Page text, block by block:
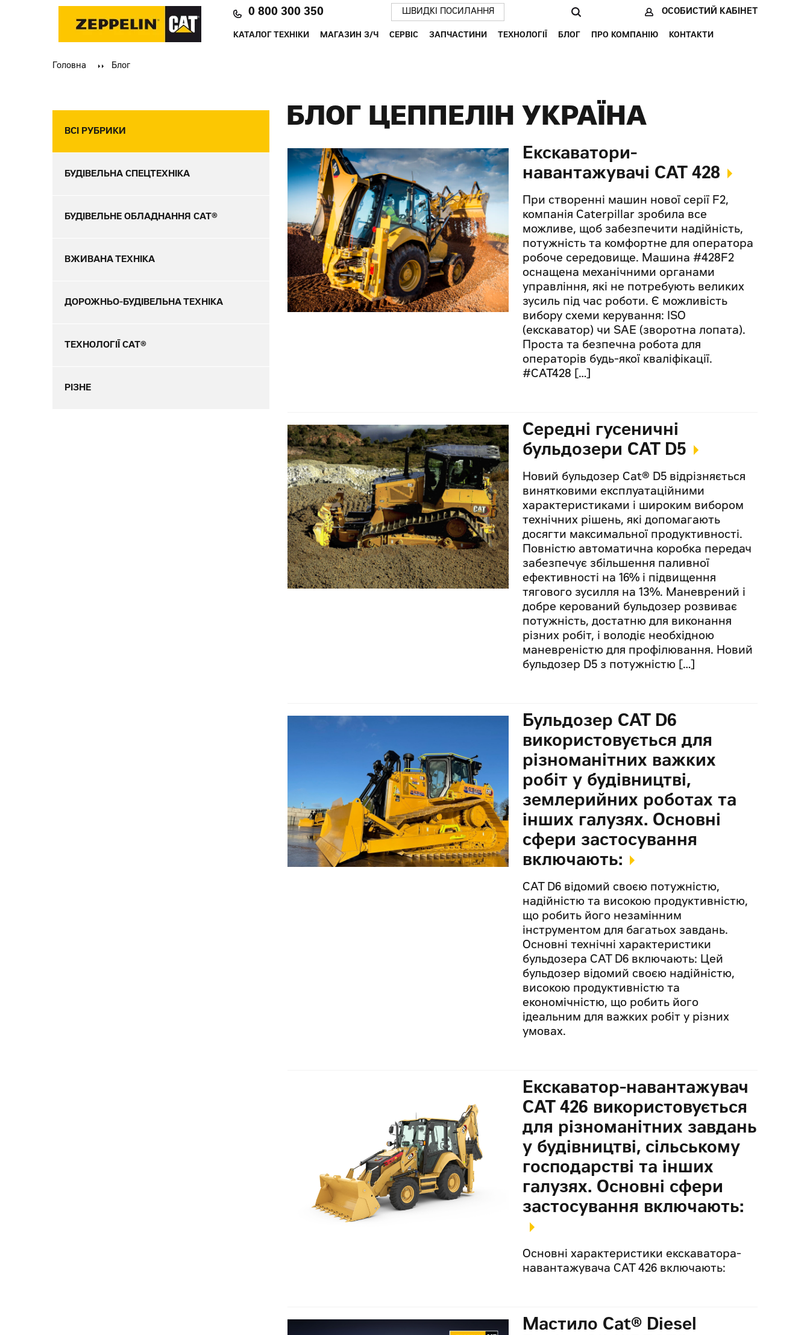
0 800 300 350
КАТАЛОГ ТЕХНІКИ МАГАЗИН З/Ч СЕРВІС ЗАПЧАСТИНИ ТЕХНОЛОГІЇ БЛОГ ПРО КОМПАНІЮ КОНТАКТИ
ШВИДКІ ПОСИЛАННЯ ОСОБИСТИЙ КАБІНЕТ
Головна Блог
ВСІ РУБРИКИ
БУДІВЕЛЬНА СПЕЦТЕХНІКА
БУДІВЕЛЬНЕ ОБЛАДНАННЯ CAT®
ВЖИВАНА ТЕХНІКА
ДОРОЖНЬО-БУДІВЕЛЬНА ТЕХНІКА
ТЕХНОЛОГІЇ CAT®
РІЗНЕ
БЛОГ ЦЕППЕЛІН УКРАЇНА
Екскаватори-
навантажувачі CAT 428
При створенні машин нової серії F2,
компанія Caterpillar зробила все
можливе, щоб забезпечити надійність,
потужність та комфортне для оператора
робоче середовище. Машина #428F2
оснащена механічними органами
управління, які не потребують великих
зусиль під час роботи. Є можливість
вибору схеми керування: ISO
(екскаватор) чи SAE (зворотна лопата).
Проста та безпечна робота для
операторів будь-якої кваліфікації.
#CAT428 […]
Середні гусеничні
бульдозери CAT D5
Новий бульдозер Cat® D5 відрізняється
винятковими експлуатаційними
характеристиками і широким вибором
технічних рішень, які допомагають
досягти максимальної продуктивності.
Повністю автоматична коробка передач
забезпечує збільшення паливної
ефективності на 16% і підвищення
тягового зусилля на 13%. Маневрений і
добре керований бульдозер розвиває
потужність, достатню для виконання
різних робіт, і володіє необхідною
маневреністю для профілювання. Новий
бульдозер D5 з потужністю […]
Бульдозер CAT D6
використовується для
різноманітних важких
робіт у будівництві,
землерийних роботах та
інших галузях. Основні
сфери застосування
включають:
CAT D6 відомий своєю потужністю,
надійністю та високою продуктивністю,
що робить його незамінним
інструментом для багатьох завдань.
Основні технічні характеристики
бульдозера CAT D6 включають: Цей
бульдозер відомий своєю надійністю,
високою продуктивністю та
економічністю, що робить його
ідеальним для важких робіт у різних
умовах.
Екскаватор-навантажувач
CAT 426 використовується
для різноманітних завдань
у будівництві, сільському
господарстві та інших
галузях. Основні сфери
застосування включають:
Основні характеристики екскаватора-
навантажувача CAT 426 включають:
Мастило Cat® Diesel